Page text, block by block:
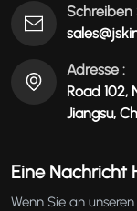
Schreiben
Adresse :
Road
Jiangsu,
Eine Nachricht
Wenn Sie an